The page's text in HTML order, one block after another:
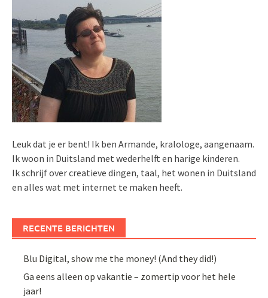
Leuk dat je er bent! Ik ben Armande, kralologe, aangenaam.
Ik woon in Duitsland met wederhelft en harige kinderen.
Ik schrijf over creatieve dingen, taal, het wonen in Duitsland
en alles wat met internet te maken heeft.
RECENTE BERICHTEN
Blu Digital, show me the money! (And they did!)
Ga eens alleen op vakantie – zomertip voor het hele
jaar!